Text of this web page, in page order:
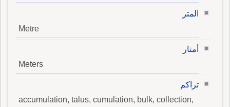
المتر
Metre
أمتار
Meters
تراكم
accumulation, talus, cumulation, bulk, collection,